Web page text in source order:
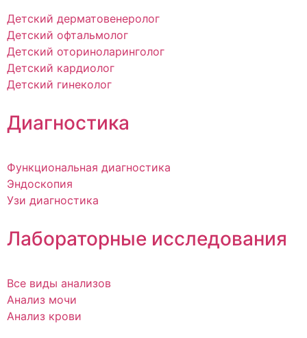
Детский дерматовенеролог
Детский офтальмолог
Детский оториноларинголог
Детский кардиолог
Детский гинеколог
Диагностика
Функциональная диагностика
Эндоскопия
Узи диагностика
Лабораторные исследования
Все виды анализов
Анализ мочи
Анализ крови